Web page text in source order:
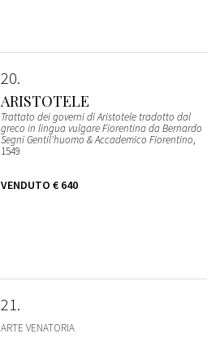
20
ARISTOTELE
Trattato dei governi di Aristotele tradotto dal
greco in lingua vulgare Fiorentina da Bernardo
Segni Gentil'huomo & Accademico Fiorentino,
1549
VENDUTO € 640
21
ARTE VENATORIA